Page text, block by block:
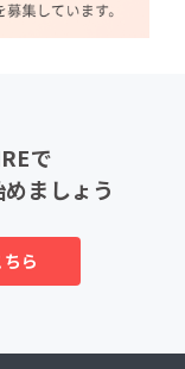
で
ましょう
ら